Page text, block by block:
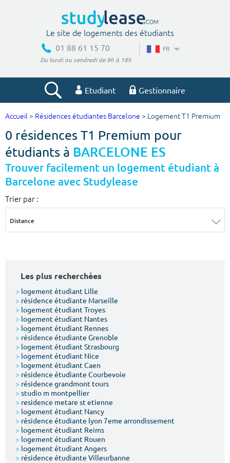
Le site de logements des étudiants
01 88 61 15 70
Du lundi au vendredi de 9h à 18h
FR
Etudiant Gestionnaire
Votre recherche
Ville, école
Type de location
Votre date d'entrée
Accueil > Résidences étudiantes Barcelone > Logement T1 Premium
0 résidences T1 Premium pour
étudiants à BARCELONE ES
Trouver facilement un logement étudiant à
Barcelone avec Studylease
Trier par :
Les plus recherchées
> logement étudiant Lille
> résidence étudiante Marseille
> logement étudiant Troyes
> logement étudiant Nantes
> logement étudiant Rennes
> résidence étudiante Grenoble
> logement étudiant Strasbourg
> logement étudiant Nice
> logement étudiant Caen
> résidence étudiante Courbevoie
> résidence grandmont tours
> studio m montpellier
> residence metare st etienne
> logement étudiant Nancy
> résidence étudiante lyon 7eme arrondissement
> logement étudiant Reims
> logement étudiant Rouen
> logement étudiant Angers
> résidence étudiante Villeurbanne